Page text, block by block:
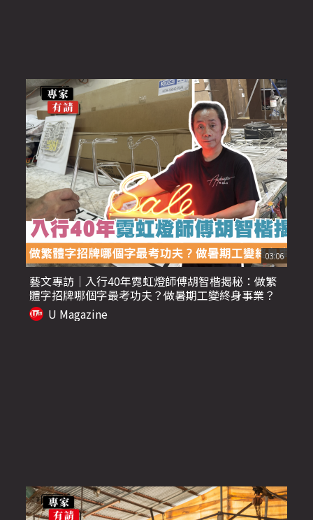
03:06
藝文專訪｜入行40年霓虹燈師傅胡智楷揭秘：做繁
體字招牌哪個字最考功夫？做暑期工變終身事業？
U Magazine